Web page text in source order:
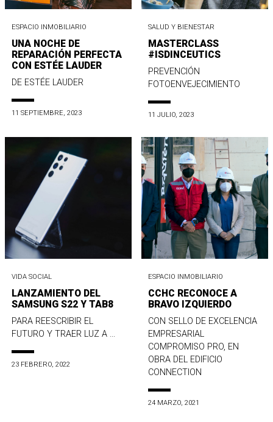
ESPACIO INMOBILIARIO
UNA NOCHE DE
REPARACIÓN PERFECTA
CON ESTÉE LAUDER
DE ESTÉE LAUDER
11 SEPTIEMBRE, 2023
SALUD Y BIENESTAR
MASTERCLASS
#ISDINCEUTICS
PREVENCIÓN
FOTOENVEJECIMIENTO
11 JULIO, 2023
VIDA SOCIAL
LANZAMIENTO DEL
SAMSUNG S22 Y TAB8
PARA REESCRIBIR EL
FUTURO Y TRAER LUZ A ...
23 FEBRERO, 2022
ESPACIO INMOBILIARIO
CCHC RECONOCE A
BRAVO IZQUIERDO
CON SELLO DE EXCELENCIA
EMPRESARIAL
COMPROMISO PRO, EN
OBRA DEL EDIFICIO
CONNECTION
24 MARZO, 2021